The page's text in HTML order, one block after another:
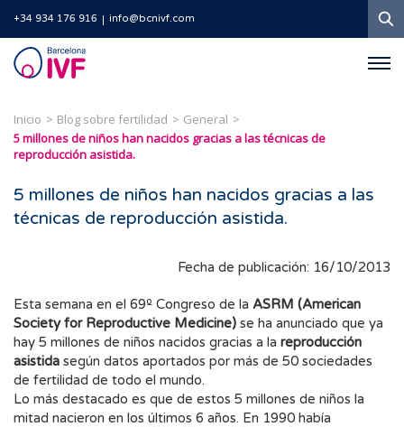
+34 934 176 916 info@bcnivf.com
Barcelona
IVF
Inicio Blog sobre fertilidad
General
5 millones de niños han nacidos gracias a las técnicas de
reproducción asistida.
5 millones de niños han nacidos gracias a las
técnicas de reproducción asistida.
Fecha de publicación: 16/10/2013
Esta semana en el 69º Congreso de la ASRM (American
Society for Reproductive Medicine) se ha anunciado que ya
hay 5 millones de niños nacidos gracias a la reproducción
asistida según datos aportados por más de 50 sociedades
de fertilidad de todo el mundo.
Lo más destacado es que de estos 5 millones de niños la
mitad nacieron en los últimos 6 años. En 1990 había